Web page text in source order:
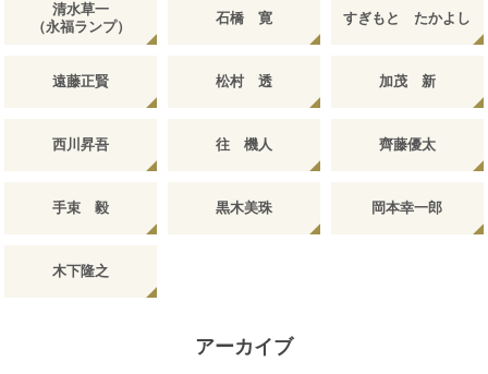
清水草一
（永福ランプ）
石橋 寛 すぎもと たかよし
遠藤正賢 松村 透 加茂 新
西川昇吾 往 機人 齊藤優太
手束 毅 黒木美珠 岡本幸一郎
木下隆之
アーカイブ